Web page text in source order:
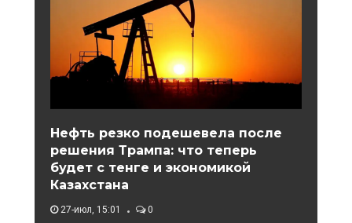
Нефть резко подешевела после
решения Трампа: что теперь
будет с тенге и экономикой
Казахстана
27-июл, 15:01 0